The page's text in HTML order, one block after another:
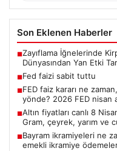
Son Eklenen Haberler
■Zayıflama İğnelerinde
Dünyasından Yan Etki
■Fed faizi sabit tuttu
■FED faiz kararı ne
yönde? 2026 FED nisan
■Altın fiyatları canlı 8
Gram, çeyrek, yarım ve
■Bayram ikramiyeleri ne
emekli ikramiye